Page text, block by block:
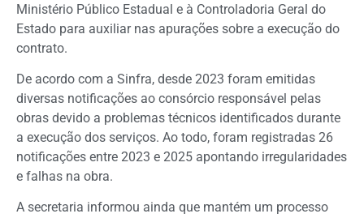
Ministério Público Estadual e à Controladoria Geral do
Estado para auxiliar nas apurações sobre a execução do
contrato.
De acordo com a Sinfra, desde 2023 foram emitidas
diversas notificações ao consórcio responsável pelas
obras devido a problemas técnicos identificados durante
a execução dos serviços. Ao todo, foram registradas 26
notificações entre 2023 e 2025 apontando irregularidades
e falhas na obra.
A secretaria informou ainda que mantém um processo